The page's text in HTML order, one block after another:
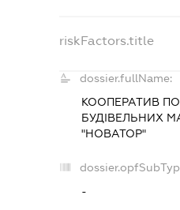
riskFactors.title
dossier.fullName:
КООПЕРАТИВ
БУДІВЕЛЬНИХ
"НОВАТОР"
-